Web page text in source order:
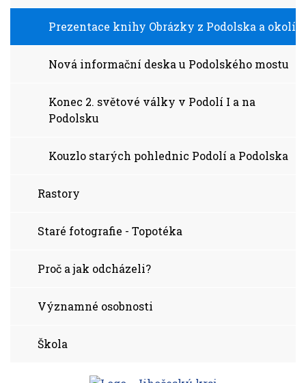
Prezentace knihy Obrázky z Podolska a okolí
Nová informační deska u Podolského mostu
Konec 2. světové války v Podolí I a na
Podolsku
Kouzlo starých pohlednic Podolí a Podolska
Rastory
Staré fotografie - Topotéka
Proč a jak odcházeli?
Významné osobnosti
Škola